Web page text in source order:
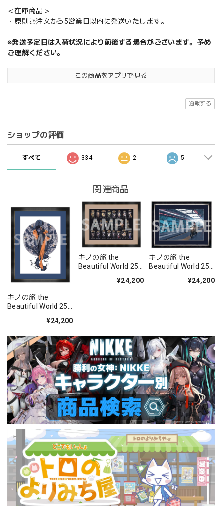
＜在庫商品＞
・原則ご注文から5営業日以内に発送いたします。
※発送予定日は入荷状況により前後する場合がございます。予め
ご理解ください。
この商品をアプリで見る
通報する
ショップの評価
すべて 334 2 5
関連商品
キノの旅 the
Beautiful World 25
ファイングラフ A バ
¥24,200
キノの旅 the
Beautiful World 25
ファイングラフ B 歴
¥24,200
キノの旅 the
Beautiful World 25
ファイングラフ C 駅
¥24,200